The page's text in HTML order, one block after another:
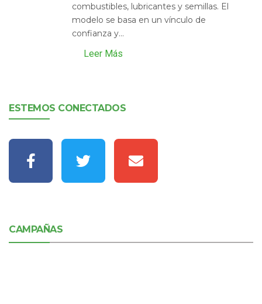
combustibles, lubricantes y semillas. El
modelo se basa en un vínculo de
confianza y...
Leer Más
ESTEMOS CONECTADOS
CAMPAÑAS